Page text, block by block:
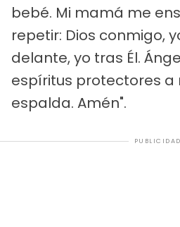
bebé. Mi mamá me
repetir: Dios conmigo,
delante, yo tras Él.
espíritus protectores a
espalda. Amén".
PUBLICIDAD